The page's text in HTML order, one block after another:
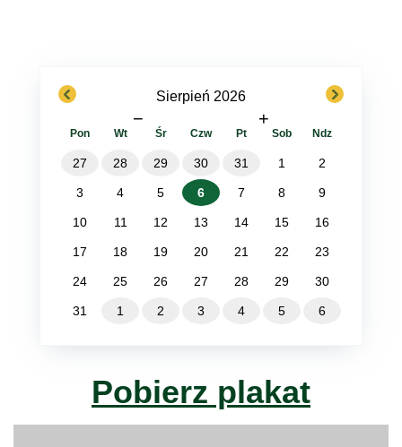
previous Sierpień 2026
− +
next
Pon Wt Śr Czw Pt Sob Ndz
27 28 29 30 31 1 2
3 4 5 6 7 8 9
10 11 12 13 14 15 16
17 18 19 20 21 22 23
24 25 26 27 28 29 30
31 1 2 3 4 5 6
Pobierz plakat